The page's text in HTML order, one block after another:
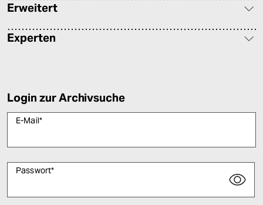
Erweitert
Experten
Login zur Archivsuche
E-Mail*
Passwort*